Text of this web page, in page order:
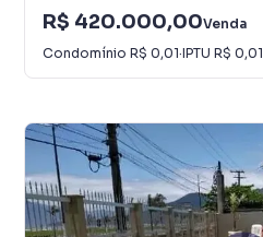
R$ 420.000,00Venda
Condomínio R$ 0,01·IPTU R$ 0,01